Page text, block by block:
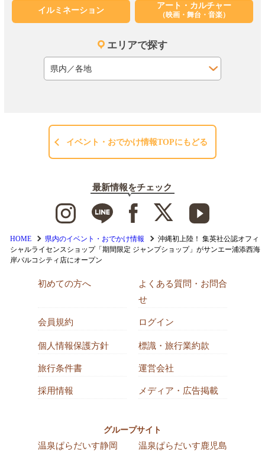
イルミネーション アート・カルチャー
（映画・舞台・音楽）
エリアで探す
イベント・おでかけ情報TOPにもどる
最新情報をチェック
HOME 県内のイベント・おでかけ情報
沖縄初上陸！ 集英社公認オフィ
シャルライセンスショップ「期間限定 ジャンプショップ」がサンエー浦添西海
岸パルコシティ店にオープン
初めての方へ
よくある質問・お問合
せ
会員規約 ログイン
個人情報保護方針 標識・旅行業約款
旅行条件書 運営会社
採用情報 メディア・広告掲載
グループサイト
温泉ぱらだいす静岡 温泉ぱらだいす鹿児島